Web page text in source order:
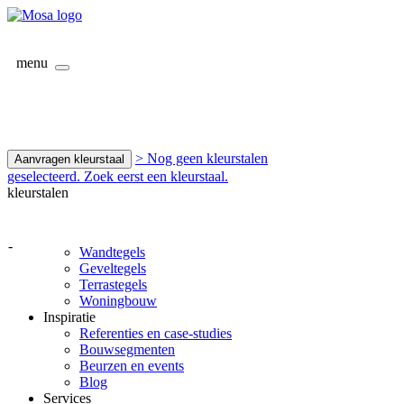
menu
Aanvragen kleurstaal
> Nog geen kleurstalen
geselecteerd. Zoek eerst een kleurstaal.
kleurstalen
-
Wandtegels
Geveltegels
Terrastegels
Woningbouw
Inspiratie
Referenties en case-studies
Bouwsegmenten
Beurzen en events
Blog
Services